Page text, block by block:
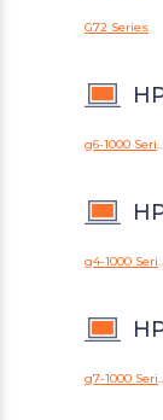
G72 Series
g6-
g4-
g7-